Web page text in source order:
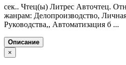
сек.. Чтец(ы) Литрес Авточтец.
жанрам: Делопроизводство,
Руководства,, Автоматизация б ...
Описание
×